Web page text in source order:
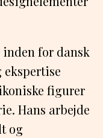
for dansk
figurer
Hans arbejde
og